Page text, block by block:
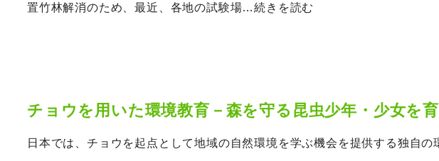
置竹林解消のため、最近、各地の試験場…続きを読む
チョウを用いた環境教育－森を守る昆虫少年・少女を
日本では、チョウを起点として地域の自然環境を学ぶ機会を提供する独自の